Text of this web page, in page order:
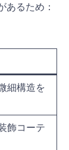
るため：
細構造を
飾コーテ